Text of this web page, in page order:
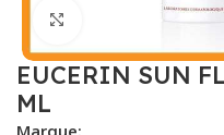
Click to enlarge
EUCERIN SUN
ML
Marque: